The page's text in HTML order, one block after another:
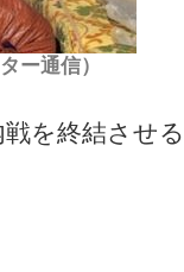
ー通信）
を終結させる